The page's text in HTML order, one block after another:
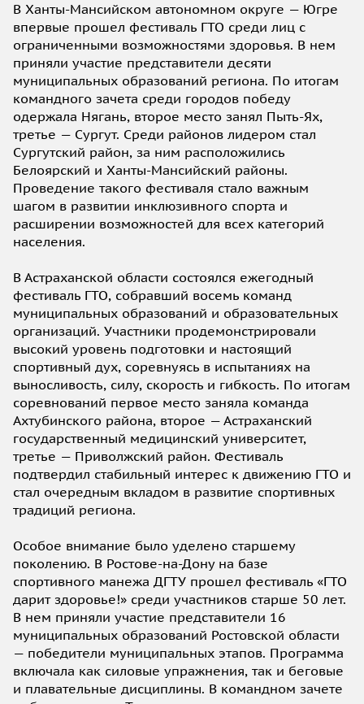
В Ханты-Мансийском автономном округе — Югре
впервые прошел фестиваль ГТО среди лиц с
ограниченными возможностями здоровья. В нем
приняли участие представители десяти
муниципальных образований региона. По итогам
командного зачета среди городов победу
одержала Нягань, второе место занял Пыть-Ях,
третье — Сургут. Среди районов лидером стал
Сургутский район, за ним расположились
Белоярский и Ханты-Мансийский районы.
Проведение такого фестиваля стало важным
шагом в развитии инклюзивного спорта и
расширении возможностей для всех категорий
населения.
В Астраханской области состоялся ежегодный
фестиваль ГТО, собравший восемь команд
муниципальных образований и образовательных
организаций. Участники продемонстрировали
высокий уровень подготовки и настоящий
спортивный дух, соревнуясь в испытаниях на
выносливость, силу, скорость и гибкость. По итогам
соревнований первое место заняла команда
Ахтубинского района, второе — Астраханский
государственный медицинский университет,
третье — Приволжский район. Фестиваль
подтвердил стабильный интерес к движению ГТО и
стал очередным вкладом в развитие спортивных
традиций региона.
Особое внимание было уделено старшему
поколению. В Ростове-на-Дону на базе
спортивного манежа ДГТУ прошел фестиваль «ГТО
дарит здоровье!» среди участников старше 50 лет.
В нем приняли участие представители 16
муниципальных образований Ростовской области
— победители муниципальных этапов. Программа
включала как силовые упражнения, так и беговые
и плавательные дисциплины. В командном зачете